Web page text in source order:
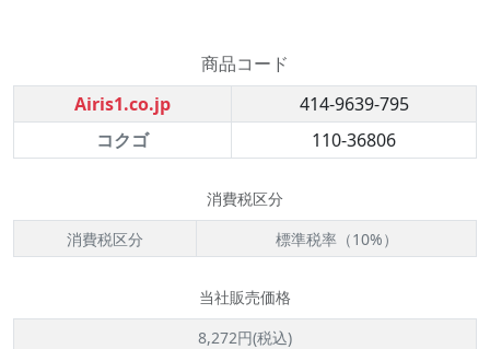
商品コード
Airis1.co.jp
414-9639-795
コクゴ
110-36806
消費税区分
消費税区分
標準税率（10%）
当社販売価格
8,272円(税込)